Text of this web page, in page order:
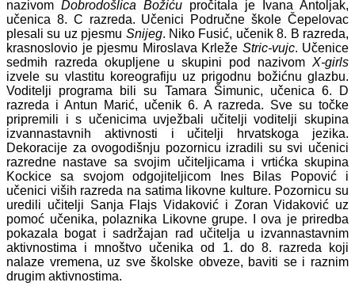
nazivom Dobrodošlica Božiću pročitala je Ivana Antoljak,
učenica 8. C razreda. Učenici Područne škole Čepelovac
plesali su uz pjesmu Snijeg. Niko Fusić, učenik 8. B razreda,
krasnoslovio je pjesmu Miroslava Krleže Stric-vujc. Učenice
sedmih razreda okupljene u skupini pod nazivom X-girls
izvele su vlastitu koreografiju uz prigodnu božićnu glazbu.
Voditelji programa bili su Tamara Šimunic, učenica 6. D
razreda i Antun Marić, učenik 6. A razreda. Sve su točke
pripremili i s učenicima uvježbali učitelji voditelji skupina
izvannastavnih aktivnosti i učitelji hrvatskoga jezika.
Dekoracije za ovogodišnju pozornicu izradili su svi učenici
razredne nastave sa svojim učiteljicama i vrtićka skupina
Kockice sa svojom odgojiteljicom Ines Bilas Popović i
učenici viših razreda na satima likovne kulture. Pozornicu su
uredili učitelji Sanja Flajs Vidaković i Zoran Vidaković uz
pomoć učenika, polaznika Likovne grupe. I ova je priredba
pokazala bogat i sadržajan rad učitelja u izvannastavnim
aktivnostima i mnoštvo učenika od 1. do 8. razreda koji
nalaze vremena, uz sve školske obveze, baviti se i raznim
drugim aktivnostima.